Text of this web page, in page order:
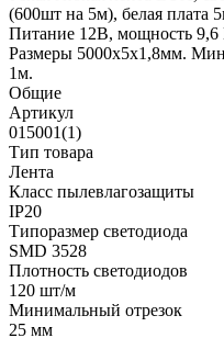
(600шт на 5м), белая
Питание 12В, мощность 9,6
Размеры 5000x5x1,8мм.
1м.
Общие
Артикул
015001(1)
Тип товара
Лента
Класс пылевлагозащиты
IP20
Типоразмер светодиода
SMD 3528
Плотность светодиодов
120 шт/м
Минимальный отрезок
25 мм